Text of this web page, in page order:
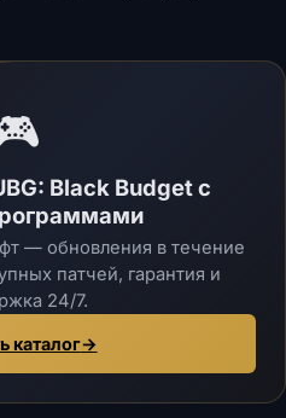
Black Budget с
— обновления в течение
патчей, гарантия и
24/7.
каталог→